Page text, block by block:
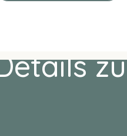
zu